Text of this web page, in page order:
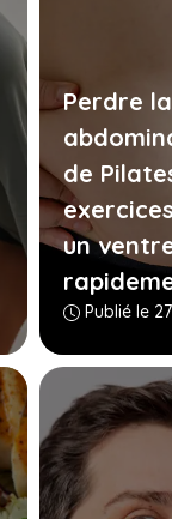
Perdre
de
un
Publié le